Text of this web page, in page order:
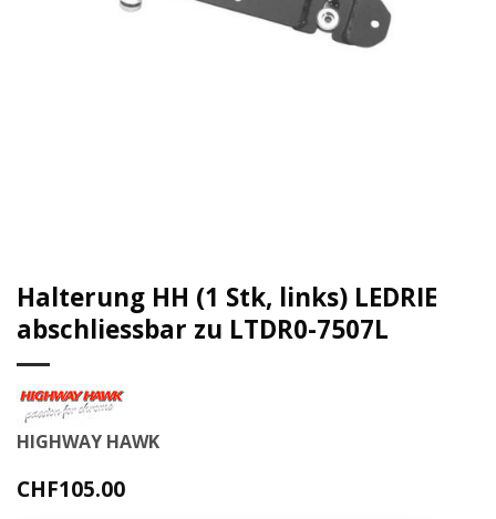
Halterung HH (1 Stk, links) LEDRIE
abschliessbar zu LTDR0-7507L
HIGHWAY HAWK
CHF105.00